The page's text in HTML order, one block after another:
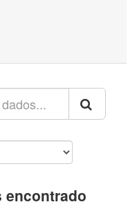
encontrado